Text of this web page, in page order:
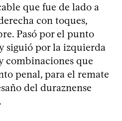
que fue de lado a
con toques,
Pasó por el punto
siguió por la izquierda
combinaciones que
penal, para el remate
del duraznense